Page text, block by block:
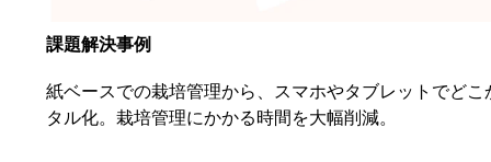
課題解決事例
紙ベースでの栽培管理から、スマホやタブレットでど
タル化。栽培管理にかかる時間を大幅削減。